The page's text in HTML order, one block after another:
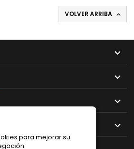
VOLVER ARRIBA 




para mejorar su